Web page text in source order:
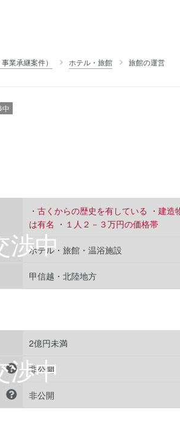
業承継案件） ホテル・旅館 旅館の運営
中
・古くからの歴史を有している ・建造
は有名 ・１人２－３万円の価格帯
ホテル・旅館・温浴施設
甲信越・北陸地方
2億円未満
非公開
非公開